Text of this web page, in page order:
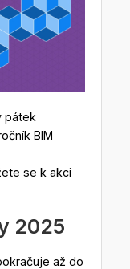
pátek
BIM
se k akci
2025
až do